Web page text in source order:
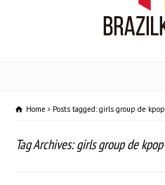
Home Posts tagged: girls group de kpop
Tag Archives: girls group de kpop